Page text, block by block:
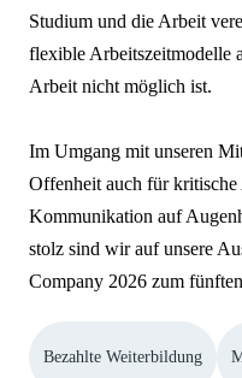
Studium und die Arbeit
flexible Arbeitszeitmodelle
Arbeit nicht möglich ist.
Im Umgang mit unseren
Offenheit auch für
Kommunikation auf
stolz sind wir auf unsere
Company 2026 zum
Bezahlte Weiterbildung